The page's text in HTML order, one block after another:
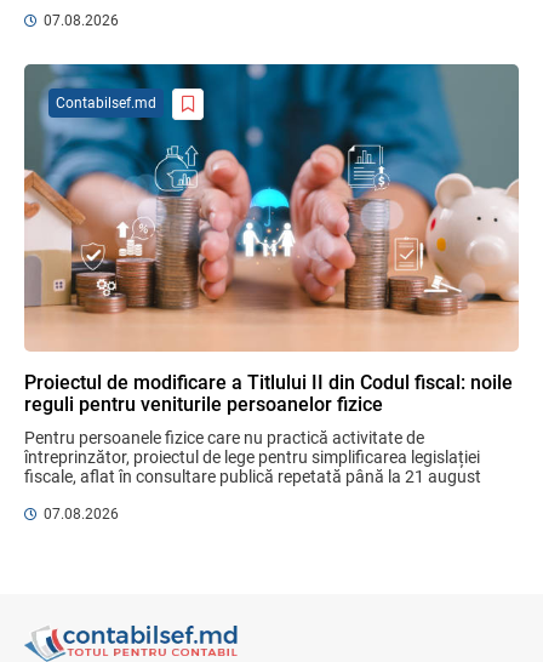
Efectele trecerii la euro ca monedă de
referință
06.08.2026 BNM
Mai puține taxe pe muncă. Mai multă
stimulare a investițiilor. Mai ferm pe vicii.
Mai corect pe excepții.
Bunurile și banii confiscați vor fi utilizați
în scopuri sociale și în interes public
06.08.2026 Guvernul RM
07.08.2026
Proiectul de modificare a Titlului II din Codul fiscal: noile
reguli pentru veniturile persoanelor fizice
Pentru persoanele fizice care nu practică activitate de
întreprinzător, proiectul de lege pentru simplificarea legislației
fiscale, aflat în consultare publică repetată până la 21 august
07.08.2026
Contabilsef.md